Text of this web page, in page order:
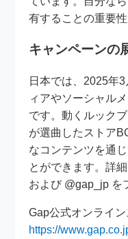
有することの重要
キャンペーンの
日本では、2025年
ィアやソーシャル
です。動くルック
が選曲したストア
なコンテンツを通
とができます。詳
および @gap_jp を
Gap公式オンライン
https://